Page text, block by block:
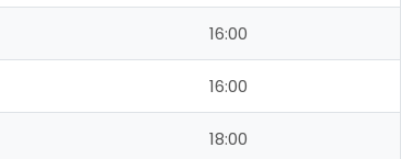
16:00
16:00
18:00